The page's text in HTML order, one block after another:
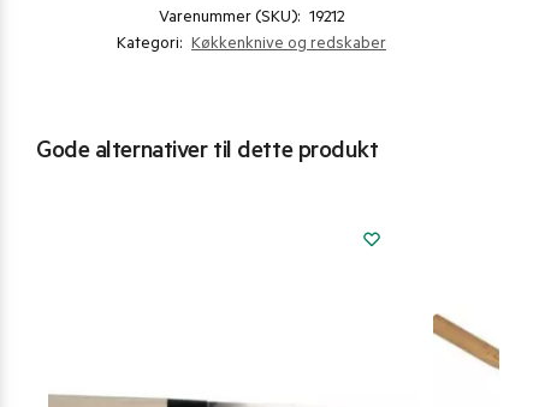
Varenummer (SKU): 19212
Kategori: Køkkenknive og redskaber
Gode alternativer til dette produkt